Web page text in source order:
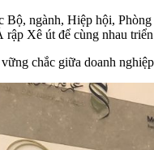
Bộ, ngành, Hiệp hội,
Xê út để cùng nhau
chắc giữa doanh